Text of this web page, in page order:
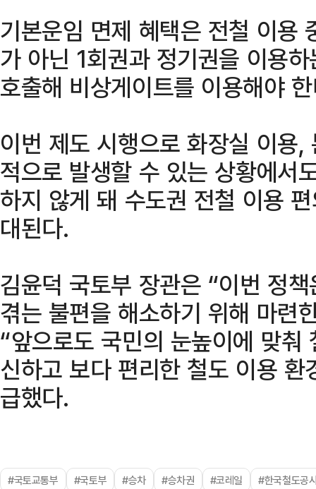
기본운임 면제 혜택은 전철 이용
가 아닌 1회권과 정기권을 이용
호출해 비상게이트를 이용해야
이번 제도 시행으로 화장실 이용
적으로 발생할 수 있는 상황에서
하지 않게 돼 수도권 전철 이용
대된다.
김윤덕 국토부 장관은 “이번 정
겪는 불편을 해소하기 위해 마련
“앞으로도 국민의 눈높이에 맞
신하고 보다 편리한 철도 이용
급했다.
#국토교통부 #국토부 #승차 #승차권 #코레일 #한국철도공